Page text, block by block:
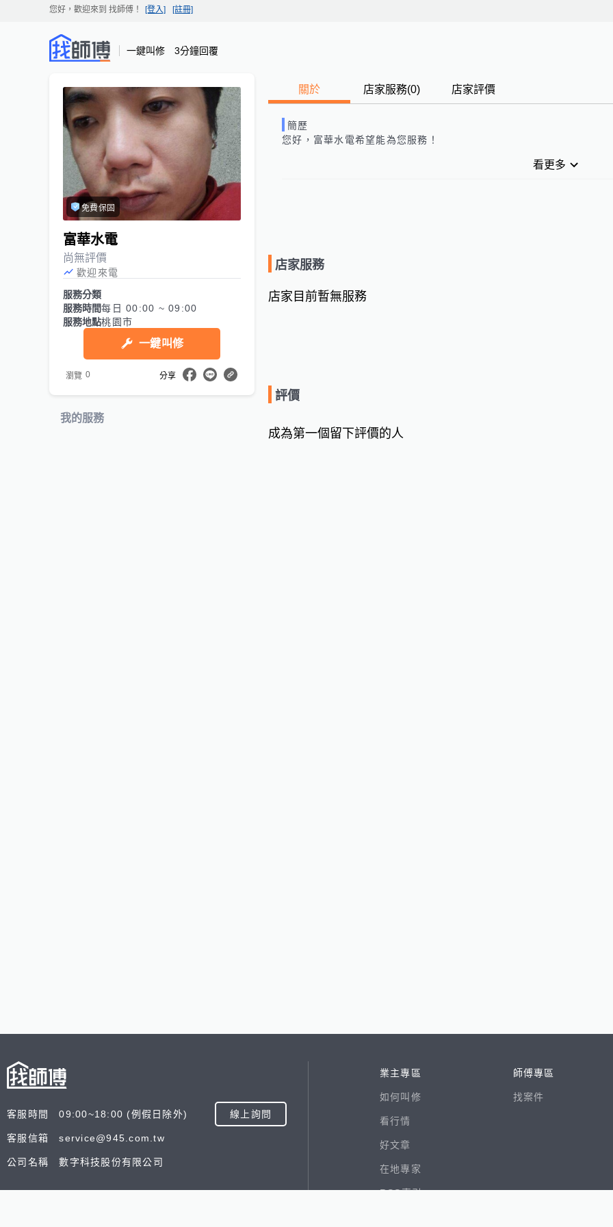
您好，歡迎來到 找師傅 ！ [登入] [註冊]
一鍵叫修 3分鐘回覆
免費保固
富華水電
尚無評價
歡迎來電
服務分類
服務時間每日 00:00 ~ 09:00
服務地點桃園市
一鍵叫修
瀏覽 0 分享
我的服務
關於 店家服務(0) 店家評價
簡歷
您好， 富華水電希望能為您服務！
看更多
店家服務
店家目前暫無服務
評價
成為第一個留下評價的人
客服時間 09:00~18:00 (例假日除外) 線上詢問
客服信箱 service@945.com.tw
公司名稱 數字科技股份有限公司
業主專區
如何叫修
看行情
好文章
在地專家
RSS索引
師傅專區
找案件